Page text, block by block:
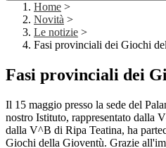
Home >
Novità >
Le notizie >
Fasi provinciali dei Giochi
Fasi provinciali dei
Il 15 maggio presso la sede del
nostro Istituto, rappresentato dalla
dalla V^B di Ripa Teatina, ha
Giochi della Gioventù. Grazie